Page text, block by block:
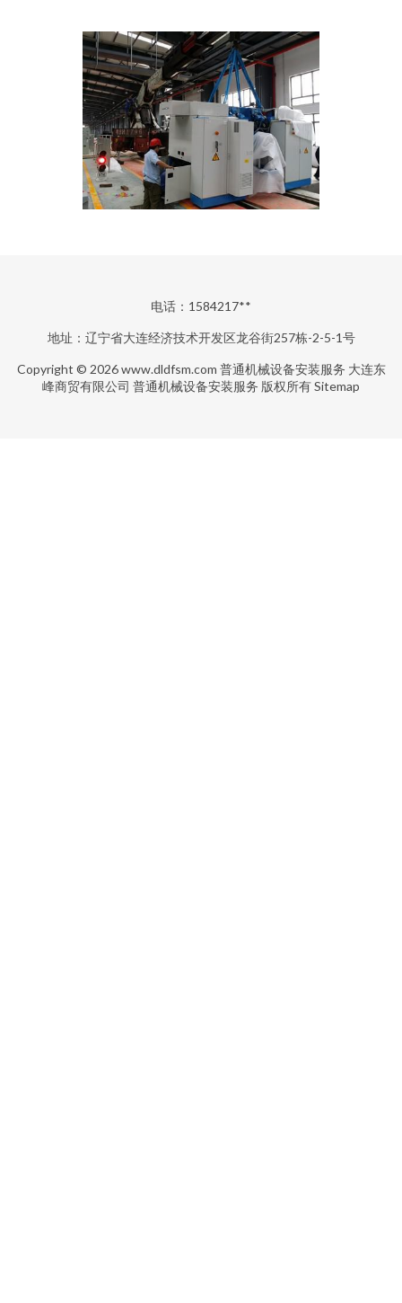
电话：1584217**
地址：辽宁省大连经济技术开发区龙谷街257栋-2-5-1号
Copyright © 2026www.dldfsm.com 普通机械设备安装服务 大连东
峰商贸有限公司 普通机械设备安装服务 版权所有Sitemap